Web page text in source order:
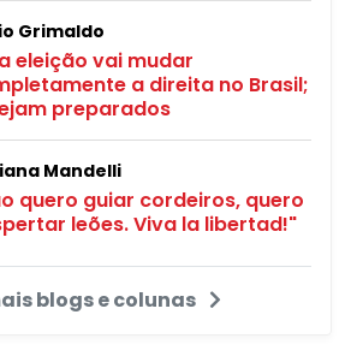
Grimaldo
eleição vai mudar
a direita no Brasil;
preparados
Mandelli
quero guiar cordeiros, quero
leões. Viva la libertad!"
blogs e colunas